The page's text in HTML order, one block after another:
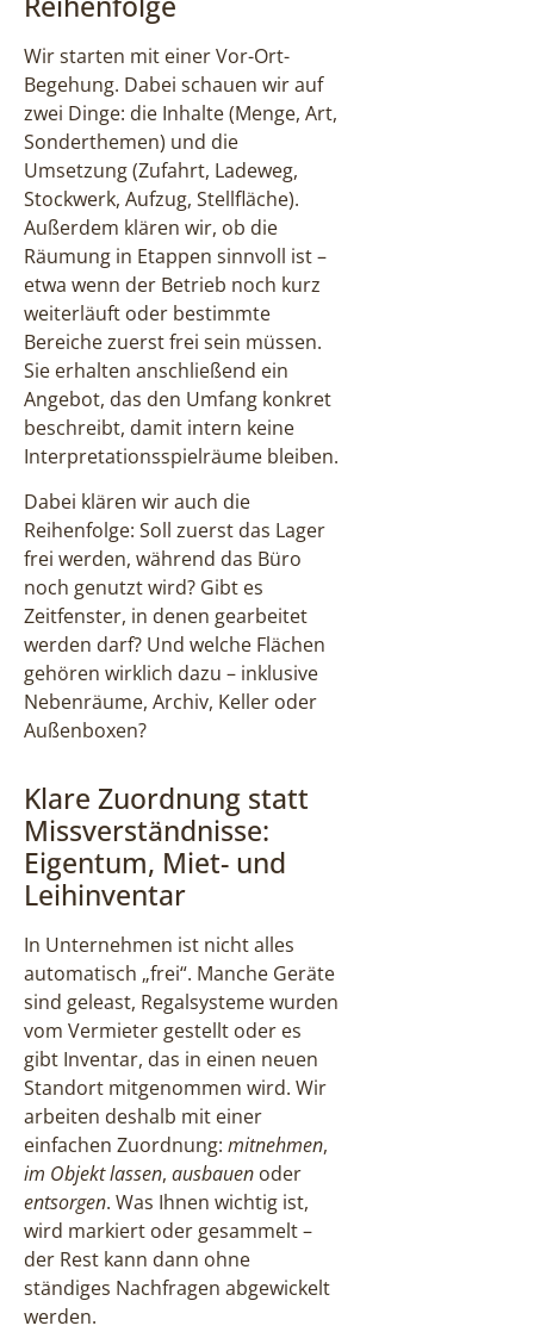
Wir starten mit einer Vor-Ort-
Begehung. Dabei schauen wir auf
zwei Dinge: die Inhalte (Menge, Art,
Sonderthemen) und die
Umsetzung (Zufahrt, Ladeweg,
Stockwerk, Aufzug, Stellfläche).
Außerdem klären wir, ob die
Räumung in Etappen sinnvoll ist –
etwa wenn der Betrieb noch kurz
weiterläuft oder bestimmte
Bereiche zuerst frei sein müssen.
Sie erhalten anschließend ein
Angebot, das den Umfang konkret
beschreibt, damit intern keine
Interpretationsspielräume bleiben.
Dabei klären wir auch die
Reihenfolge: Soll zuerst das Lager
frei werden, während das Büro
noch genutzt wird? Gibt es
Zeitfenster, in denen gearbeitet
werden darf? Und welche Flächen
gehören wirklich dazu – inklusive
Nebenräume, Archiv, Keller oder
Außenboxen?
Klare Zuordnung statt
Missverständnisse:
Eigentum, Miet- und
Leihinventar
In Unternehmen ist nicht alles
automatisch „frei“. Manche Geräte
sind geleast, Regalsysteme wurden
vom Vermieter gestellt oder es
gibt Inventar, das in einen neuen
Standort mitgenommen wird. Wir
arbeiten deshalb mit einer
einfachen Zuordnung: mitnehmen,
im Objekt lassen, ausbauen oder
entsorgen. Was Ihnen wichtig ist,
wird markiert oder gesammelt –
der Rest kann dann ohne
ständiges Nachfragen abgewickelt
werden.